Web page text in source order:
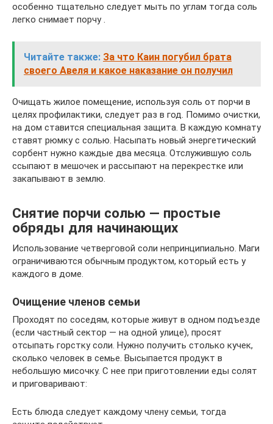
особенно тщательно следует мыть по углам тогда соль
легко снимает порчу .
Читайте также: За что Каин погубил брата
своего Авеля и какое наказание он получил
Очищать жилое помещение, используя соль от порчи в
целях профилактики, следует раз в год. Помимо очистки,
на дом ставится специальная защита. В каждую комнату
ставят рюмку с солью. Насыпать новый энергетический
сорбент нужно каждые два месяца. Отслужившую соль
ссыпают в мешочек и рассыпают на перекрестке или
закапывают в землю.
Снятие порчи солью — простые
обряды для начинающих
Использование четверговой соли непринципиально. Маги
ограничиваются обычным продуктом, который есть у
каждого в доме.
Очищение членов семьи
Проходят по соседям, которые живут в одном подъезде
(если частный сектор — на одной улице), просят
отсыпать горстку соли. Нужно получить столько кучек,
сколько человек в семье. Высыпается продукт в
небольшую мисочку. С нее при приготовлении еды солят
и приговаривают:
Есть блюда следует каждому члену семьи, тогда